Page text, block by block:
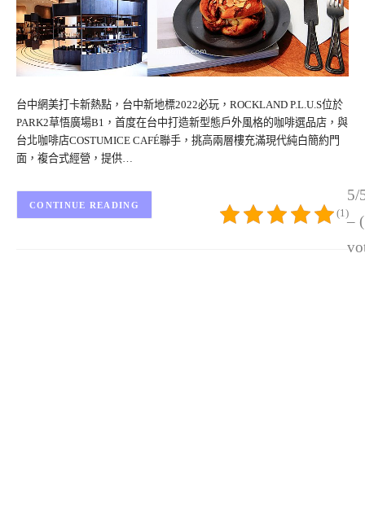
台中網美打卡新熱點，台中新地標2022必玩，ROCKLAND P.L.U.S位於
PARK2草悟廣場B1，首度在台中打造新型態戶外風格的咖啡選品店，與
台北咖啡店COSTUMICE CAFÉ聯手，挑高兩層樓充滿現代純白簡約門
面，複合式經營，提供…
5/
–
(1)
CONTINUE READING